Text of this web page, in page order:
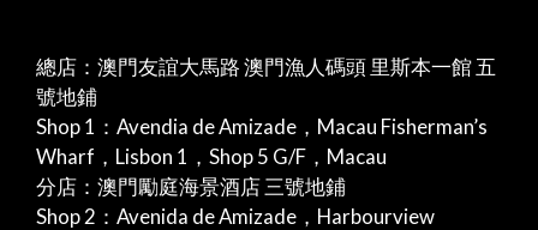
總店：澳門友誼大馬路 澳門漁人碼頭 里斯本一館 五
號地鋪
Shop 1：Avendia de Amizade，Macau Fisherman’s
Wharf，Lisbon 1，Shop 5 G/F，Macau
分店：澳門勵庭海景酒店 三號地鋪
Shop 2：Avenida de Amizade，Harbourview